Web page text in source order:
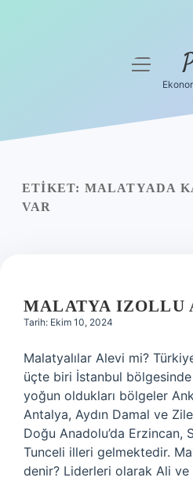
Yasal Uyarı
menüyü
ETIKET: MALATYADA
VAR
MALATYA IZOLLU
Tarih: Ekim 10, 2024
Malatyalılar Alevi mi?
üçte biri İstanbul
yoğun oldukları bölgeler
Antalya, Aydın Damal ve
Doğu Anadolu’da Erzincan,
Tunceli illeri gelmektedir.
denir? Liderleri olarak Ali ve